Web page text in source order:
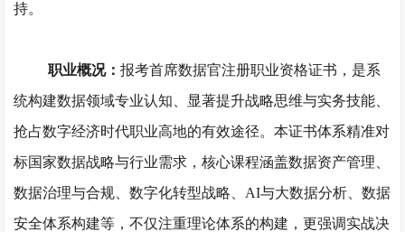
持。
职业概况： 报考首席数据官注册职业资格证书，是系
统构建数据领域专业认知、显著提升战略思维与实务技能、
抢占数字经济时代职业高地的有效途径。本证书体系精准对
标国家数据战略与行业需求，核心课程涵盖数据资产管理、
数据治理与合规、数字化转型战略、 AI与大数据分析、数据
安全体系构建等，不仅注重理论体系的构建，更强调实战决